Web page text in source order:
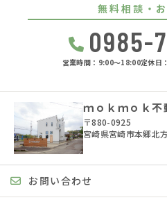
無料相談・
0985-
営業時間：9:00〜18:00定休日
ｍｏｋｍｏｋ不
〒880-0925
宮崎県宮崎市本郷北
お問い合わせ